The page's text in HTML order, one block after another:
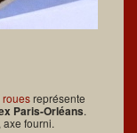
rouesreprésente
Paris-Orléans.
fourni.